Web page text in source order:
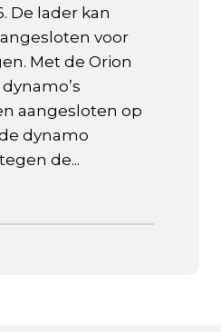
De lader kan
voor
Met de Orion
aangesloten op
dynamo
de...